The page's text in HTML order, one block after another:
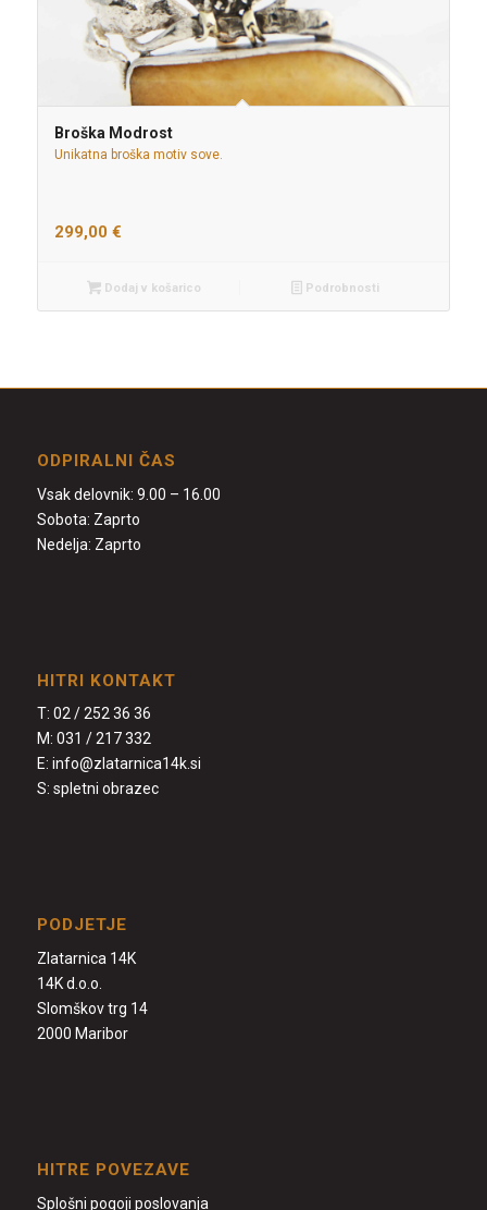
Broška Modrost
Unikatna broška motiv sove.
299,00 €
Dodaj v košarico Podrobnosti
ODPIRALNI ČAS
Vsak delovnik: 9.00 – 16.00
Sobota: Zaprto
Nedelja: Zaprto
HITRI KONTAKT
T: 02 / 252 36 36
M: 031 / 217 332
E: info@zlatarnica14k.si
S: spletni obrazec
PODJETJE
Zlatarnica 14K
14K d.o.o.
Slomškov trg 14
2000 Maribor
HITRE POVEZAVE
Splošni pogoji poslovanja